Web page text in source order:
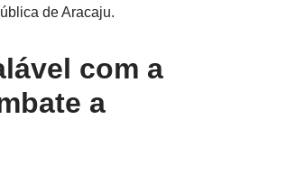
de Aracaju.
com a
a